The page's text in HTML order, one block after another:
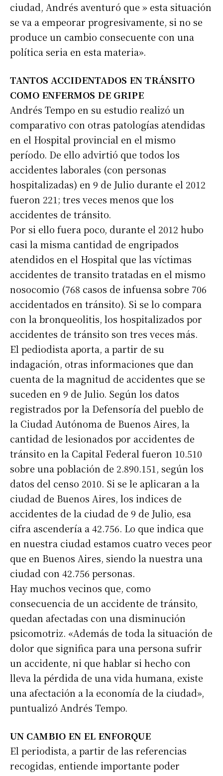
ciudad, Andrés aventuró que » esta situación
se va a empeorar progresivamente, si no se
produce un cambio consecuente con una
política seria en esta materia».
TANTOS ACCIDENTADOS EN TRÁNSITO
COMO ENFERMOS DE GRIPE
Andrés Tempo en su estudio realizó un
comparativo con otras patologías atendidas
en el Hospital provincial en el mismo
período. De ello advirtió que todos los
accidentes laborales (con personas
hospitalizadas) en 9 de Julio durante el 2012
fueron 221; tres veces menos que los
accidentes de tránsito.
Por si ello fuera poco, durante el 2012 hubo
casi la misma cantidad de engripados
atendidos en el Hospital que las víctimas
accidentes de transito tratadas en el mismo
nosocomio (768 casos de infuensa sobre 706
accidentados en tránsito). Si se lo compara
con la bronqueolitis, los hospitalizados por
accidentes de tránsito son tres veces más.
El pediodista aporta, a partir de su
indagación, otras informaciones que dan
cuenta de la magnitud de accidentes que se
suceden en 9 de Julio. Según los datos
registrados por la Defensoría del pueblo de
la Ciudad Autónoma de Buenos Aires, la
cantidad de lesionados por accidentes de
tránsito en la Capital Federal fueron 10.510
sobre una población de 2.890.151, según los
datos del censo 2010. Si se le aplicaran a la
ciudad de Buenos Aires, los indices de
accidentes de la ciudad de 9 de Julio, esa
cifra ascendería a 42.756. Lo que indica que
en nuestra ciudad estamos cuatro veces peor
que en Buenos Aires, siendo la nuestra una
ciudad con 42.756 personas.
Hay muchos vecinos que, como
consecuencia de un accidente de tránsito,
quedan afectadas con una disminución
psicomotriz. «Además de toda la situación de
dolor que significa para una persona sufrir
un accidente, ni que hablar si hecho con
lleva la pérdida de una vida humana, existe
una afectación a la economía de la ciudad»,
puntualizó Andrés Tempo.
UN CAMBIO EN EL ENFORQUE
El periodista, a partir de las referencias
recogidas, entiende importante poder